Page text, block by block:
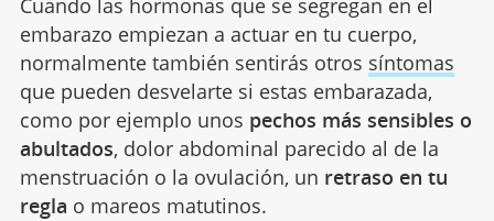
Cuando las hormonas que se segregan en el
embarazo empiezan a actuar en tu cuerpo,
normalmente también sentirás otros síntomas
que pueden desvelarte si estas embarazada,
como por ejemplo unos pechos más sensibles o
abultados, dolor abdominal parecido al de la
menstruación o la ovulación, un retraso en tu
regla o mareos matutinos.